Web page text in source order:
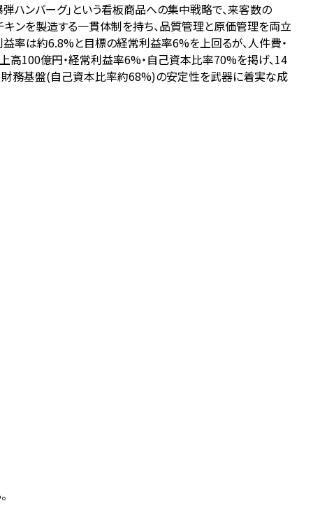
ハンバーグ」という看板商品への集中戦略で、来客数の
ンを製造する一貫体制を持ち、品質管理と原価管理を両立
率は約6.8%と目標の経常利益率6%を上回るが、人件費・
高100億円・経常利益率6%・自己資本比率70%を掲げ、14
財務基盤(自己資本比率約68%)の安定性を武器に着実な成